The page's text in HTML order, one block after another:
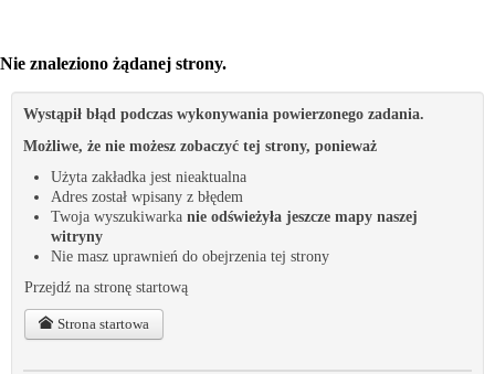
Nie znaleziono żądanej strony.
Wystąpił błąd podczas wykonywania powierzonego zadania.
Możliwe, że nie możesz zobaczyć tej strony, ponieważ
Użyta zakładka jest nieaktualna
Adres został wpisany z błędem
Twoja wyszukiwarka nie odświeżyła jeszcze mapy naszej
witryny
Nie masz uprawnień do obejrzenia tej strony
Przejdź na stronę startową
Strona startowa